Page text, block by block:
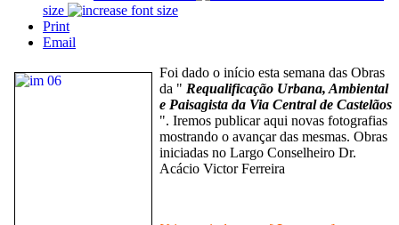
size
Print
Email
Foi dado o início esta semana das Obras
da " Requalificação Urbana, Ambiental
e Paisagista da Via Central de Castelãos
". Iremos publicar aqui novas fotografias
mostrando o avançar das mesmas. Obras
iniciadas no Largo Conselheiro Dr.
Acácio Victor Ferreira